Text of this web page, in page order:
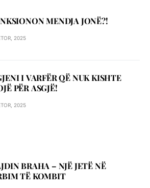
MENDJA JONË?!
2025
I VARFËR QË NUK KISHTE
PËR ASGJË!
2025
BRAHA – NJЁ JETЁ NЁ
TЁ KOMBIT